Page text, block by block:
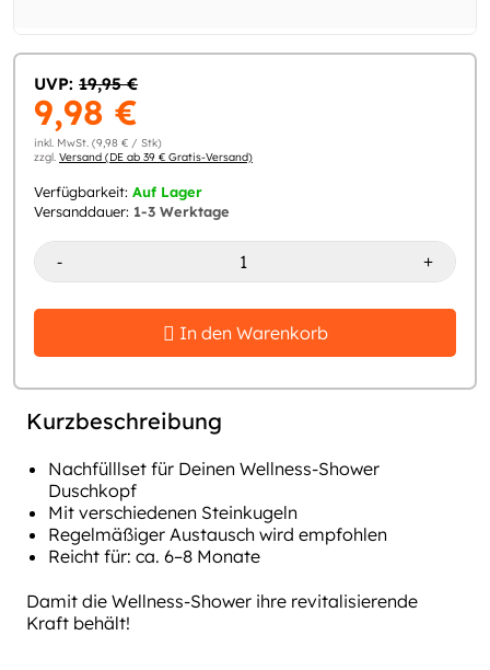
Kurzbeschreibung
Nachfülllset für Deinen Wellness-Shower
Duschkopf
Mit verschiedenen Steinkugeln
Regelmäßiger Austausch wird empfohlen
Reicht für: ca. 6–8 Monate
Damit die Wellness-Shower ihre revitalisierende
Kraft behält!
UVP: 19,95 €
9,98 €
inkl. MwSt. (9,98 € / Stk)
zzgl. Versand (DE ab 39 € Gratis-Versand)
Verfügbarkeit: Auf Lager
Versanddauer: 1-3 Werktage
- +
In den Warenkorb